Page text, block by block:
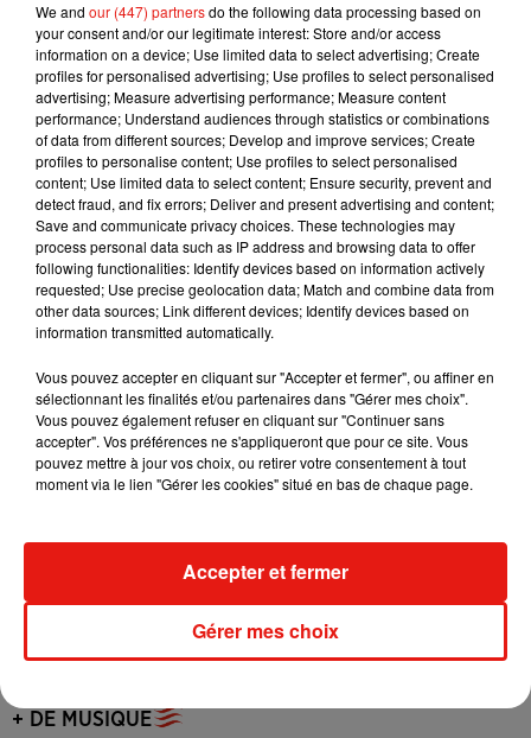
7 août 2026
Tayc et Didi B dévoilent le single le plus
dansant de l’année
7 août 2026
Angèle et Amélie Lens dévoilent leur
collaboration tant attendue
5 août 2026
Benny Blanco invite Selena Gomez et
Becky G sur son nouveau single
4 août 2026
+ DE MUSIQUE
We and our (447) partnersdo the following data processing based on
your consent and/or our legitimate interest: Store and/or access
information on a device; Use limited data to select advertising; Create
profiles for personalised advertising; Use profiles to select personalised
advertising; Measure advertising performance; Measure content
performance; Understand audiences through statistics or combinations
of data from different sources; Develop and improve services; Create
profiles to personalise content; Use profiles to select personalised
content; Use limited data to select content; Ensure security, prevent and
detect fraud, and fix errors; Deliver and present advertising and content;
Save and communicate privacy choices. These technologies may
process personal data such as IP address and browsing data to offer
following functionalities: Identify devices based on information actively
requested; Use precise geolocation data; Match and combine data from
other data sources; Link different devices; Identify devices based on
information transmitted automatically.
Vous pouvez accepter en cliquant sur "Accepter et fermer", ou affiner en
sélectionnant les finalités et/ou partenaires dans "Gérer mes choix".
Vous pouvez également refuser en cliquant sur "Continuer sans
accepter". Vos préférences ne s'appliqueront que pour ce site. Vous
pouvez mettre à jour vos choix, ou retirer votre consentement à tout
moment via le lien "Gérer les cookies" situé en bas de chaque page.
Gérer mes choix
Accepter et fermer